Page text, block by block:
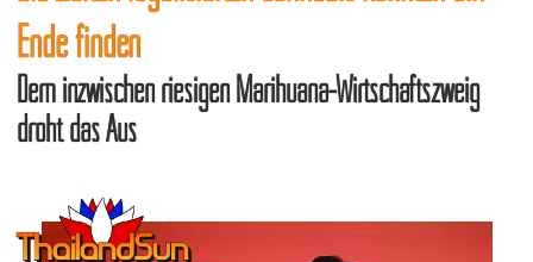
Ende finden
Dem inzwischen riesigen Marihuana-Wirtschaftszweig
droht das Aus